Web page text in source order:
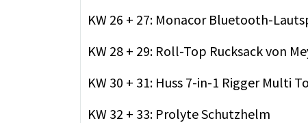
KW 26 + 27: Monacor Bluetooth-
KW 28 + 29: Roll-Top Rucksack von
KW 30 + 31: Huss 7-in-1 Rigger Multi
KW 32 + 33: Prolyte Schutzhelm